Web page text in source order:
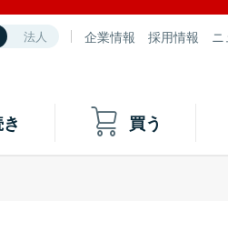
法人 企業情報 採用情報
買う